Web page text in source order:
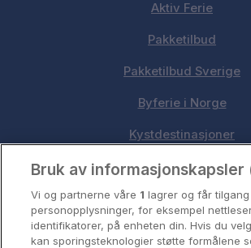
Aktiv Ferie
Pakketilbud
Pakketilbud Sverige
Byferie i Norge
Kystdestinasjoner
Oslo
Stavanger
Bergen
Bruk av informasjonskapsler
Vi og partnerne våre 1 lagrer og får tilgang
personopplysninger, for eksempel
identifikatorer, på enheten din. Hvis du
kan sporingsteknologier støtte formålene